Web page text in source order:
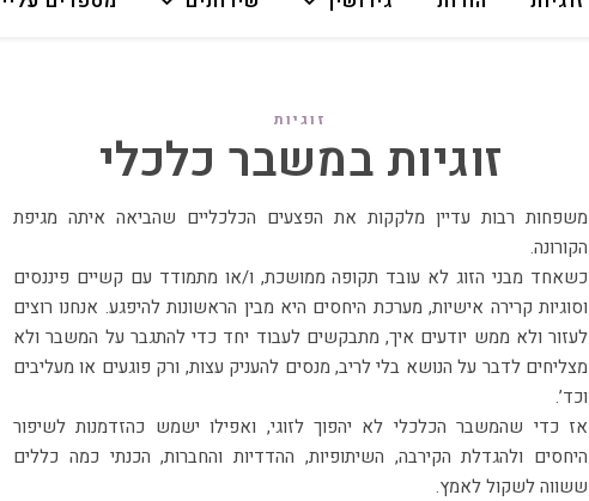
זוגיות
זוגיות במשבר כלכלי
משפחות רבות עדיין מלקקות את הפצעים הכלכליים שהביאה איתה מגיפת
הקורונה.
כשאחד מבני הזוג לא עובד תקופה ממושכת, ו/או מתמודד עם קשיים פיננסים
וסוגיות קרירה אישיות, מערכת היחסים היא מבין הראשונות להיפגע. אנחנו רוצים
לעזור ולא ממש יודעים איך, מתבקשים לעבוד יחד כדי להתגבר על המשבר ולא
מצליחים לדבר על הנושא בלי לריב, מנסים להעניק עצות, ורק פוגעים או מעליבים
וכד’.
אז כדי שהמשבר הכלכלי לא יהפוך לזוגי, ואפילו ישמש כהזדמנות לשיפור
היחסים ולהגדלת הקירבה, השיתופיות, ההדדיות והחברות, הכנתי כמה כללים
ששווה לשקול לאמץ.